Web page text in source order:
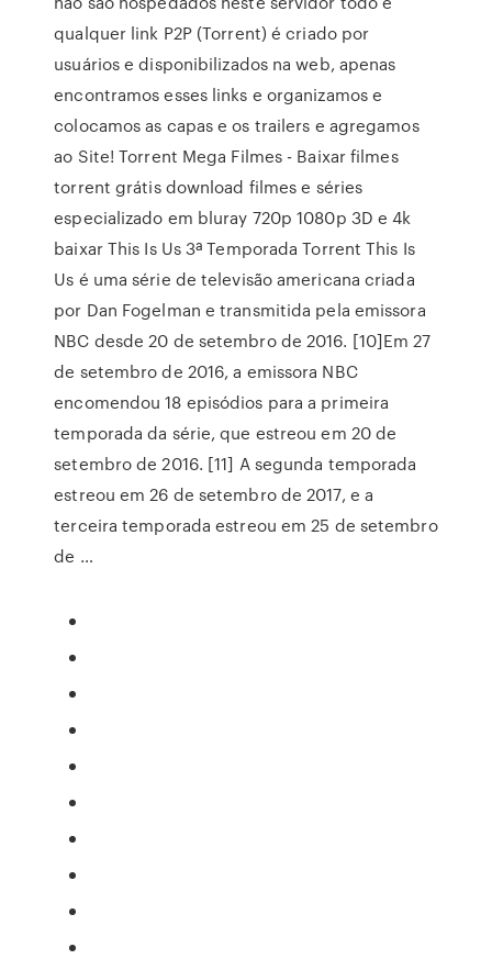
qualquer link P2P (Torrent) é criado por
usuários e disponibilizados na web, apenas
encontramos esses links e organizamos e
colocamos as capas e os trailers e agregamos
ao Site! Torrent Mega Filmes - Baixar filmes
torrent grátis download filmes e séries
especializado em bluray 720p 1080p 3D e 4k
baixar This Is Us 3ª Temporada Torrent This Is
Us é uma série de televisão americana criada
por Dan Fogelman e transmitida pela emissora
NBC desde 20 de setembro de 2016. [10]Em 27
de setembro de 2016, a emissora NBC
encomendou 18 episódios para a primeira
temporada da série, que estreou em 20 de
setembro de 2016. [11] A segunda temporada
estreou em 26 de setembro de 2017, e a
terceira temporada estreou em 25 de setembro
de …